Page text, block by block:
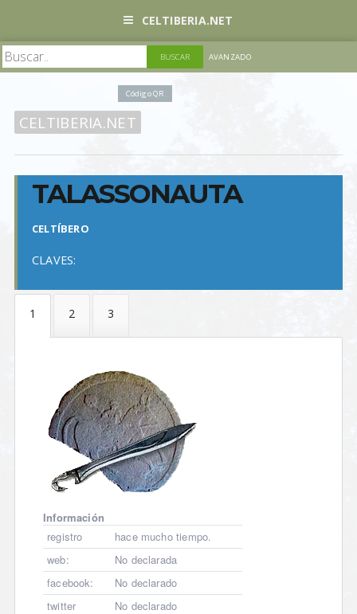
CELTIBERIA.NET
AVANZADO
Código QR
CELTIBERIA.NET
TALASSONAUTA
CELTÍBERO
CLAVES:
Información
registro
hace mucho tiempo.
web:
No declarada
facebook:
No declarado
twitter
No declarado